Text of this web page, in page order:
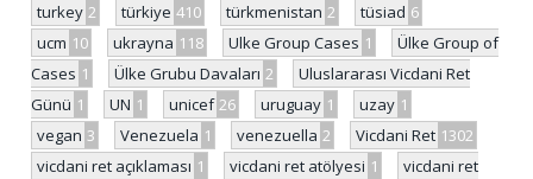
turkey 2 türkiye 410 türkmenistan 2 tüsiad 6
ucm 10 ukrayna 118 Ulke Group Cases 1
Ülke Group of
Cases 1 Ülke Grubu Davaları 2
Uluslararası Vicdani Ret
Günü 1 UN 1 unicef 26 uruguay 1 uzay 1
vegan 3 Venezuela 1 venezuella 2 Vicdani Ret 1302
vicdani ret açıklaması 1 vicdani ret atölyesi 1
vicdani ret